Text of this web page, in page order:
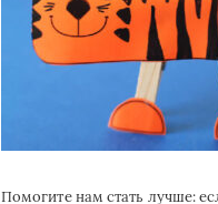
Помогите нам стать лучше: